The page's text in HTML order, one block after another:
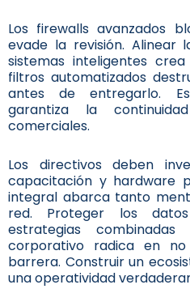
Los firewalls avanzados
evade la revisión. Alinear
sistemas inteligentes
filtros automatizados
antes de entregarlo.
garantiza la
comerciales.
Los directivos deben
capacitación y hardware
integral abarca tanto
red. Proteger los
estrategias
corporativo radica en
barrera. Construir un
una operatividad